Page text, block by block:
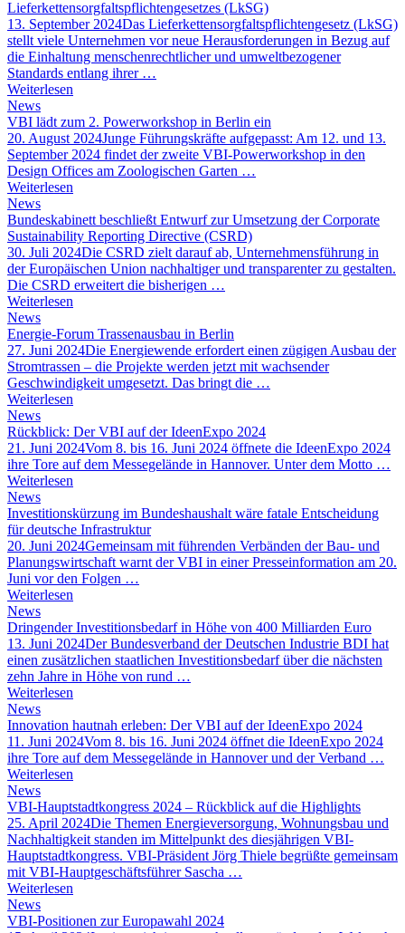
Lieferkettensorgfaltspflichtengesetzes (LkSG)
13. September 2024Das Lieferkettensorgfaltspflichtengesetz (LkSG)
stellt viele Unternehmen vor neue Herausforderungen in Bezug auf
die Einhaltung menschenrechtlicher und umweltbezogener
Standards entlang ihrer …
Weiterlesen
News
VBI lädt zum 2. Powerworkshop in Berlin ein
20. August 2024Junge Führungskräfte aufgepasst: Am 12. und 13.
September 2024 findet der zweite VBI-Powerworkshop in den
Design Offices am Zoologischen Garten …
Weiterlesen
News
Bundeskabinett beschließt Entwurf zur Umsetzung der Corporate
Sustainability Reporting Directive (CSRD)
30. Juli 2024Die CSRD zielt darauf ab, Unternehmensführung in
der Europäischen Union nachhaltiger und transparenter zu gestalten.
Die CSRD erweitert die bisherigen …
Weiterlesen
News
Energie-Forum Trassenausbau in Berlin
27. Juni 2024Die Energiewende erfordert einen zügigen Ausbau der
Stromtrassen – die Projekte werden jetzt mit wachsender
Geschwindigkeit umgesetzt. Das bringt die …
Weiterlesen
News
Rückblick: Der VBI auf der IdeenExpo 2024
21. Juni 2024Vom 8. bis 16. Juni 2024 öffnete die IdeenExpo 2024
ihre Tore auf dem Messegelände in Hannover. Unter dem Motto …
Weiterlesen
News
Investitionskürzung im Bundeshaushalt wäre fatale Entscheidung
für deutsche Infrastruktur
20. Juni 2024Gemeinsam mit führenden Verbänden der Bau- und
Planungswirtschaft warnt der VBI in einer Presseinformation am 20.
Juni vor den Folgen …
Weiterlesen
News
Dringender Investitionsbedarf in Höhe von 400 Milliarden Euro
13. Juni 2024Der Bundesverband der Deutschen Industrie BDI hat
einen zusätzlichen staatlichen Investitionsbedarf über die nächsten
zehn Jahre in Höhe von rund …
Weiterlesen
News
Innovation hautnah erleben: Der VBI auf der IdeenExpo 2024
11. Juni 2024Vom 8. bis 16. Juni 2024 öffnet die IdeenExpo 2024
ihre Tore auf dem Messegelände in Hannover und der Verband …
Weiterlesen
News
VBI-Hauptstadtkongress 2024 – Rückblick auf die Highlights
25. April 2024Die Themen Energieversorgung, Wohnungsbau und
Nachhaltigkeit standen im Mittelpunkt des diesjährigen VBI-
Hauptstadtkongress. VBI-Präsident Jörg Thiele begrüßte gemeinsam
mit VBI-Hauptgeschäftsführer Sascha …
Weiterlesen
News
VBI-Positionen zur Europawahl 2024